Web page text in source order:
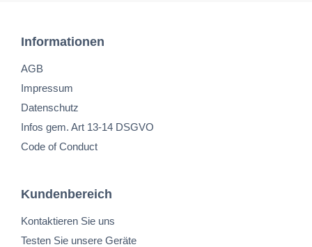
Informationen
AGB
Impressum
Datenschutz
Infos gem. Art 13-14 DSGVO
Code of Conduct
Kundenbereich
Kontaktieren Sie uns
Testen Sie unsere Geräte